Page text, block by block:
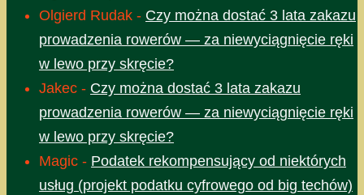
Olgierd Rudak - Czy można dostać 3 lata zakazu
prowadzenia rowerów — za niewyciągnięcie ręki
w lewo przy skręcie?
Jakec - Czy można dostać 3 lata zakazu
prowadzenia rowerów — za niewyciągnięcie ręki
w lewo przy skręcie?
Magic - Podatek rekompensujący od niektórych
usług (projekt podatku cyfrowego od big techów)